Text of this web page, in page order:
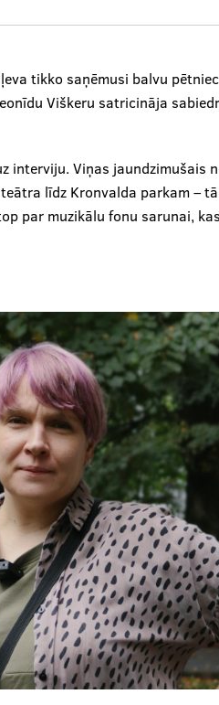
tikko saņēmusi balvu
Viškeru satricināja
interviju. Viņas jaundzimušais
līdz Kronvalda parkam –
par muzikālu fonu sarunai,